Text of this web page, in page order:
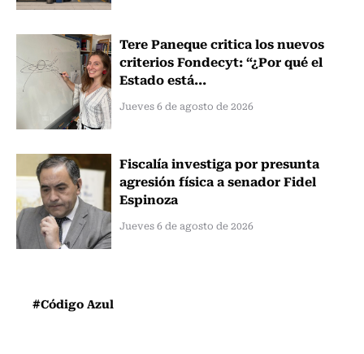
Tere Paneque critica los nuevos
criterios Fondecyt: “¿Por qué el
Estado está...
Jueves 6 de agosto de 2026
Fiscalía investiga por presunta
agresión física a senador Fidel
Espinoza
Jueves 6 de agosto de 2026
#Código Azul